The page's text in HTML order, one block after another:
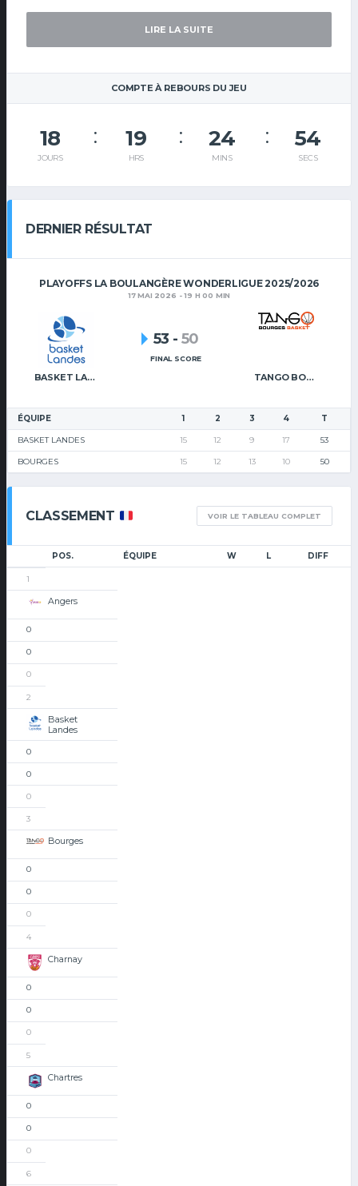
LIRE LA SUITE
COMPTE À REBOURS DU JEU
18
JOURS
19
HRS
24
MINS
54
SECS
DERNIER RÉSULTAT
PLAYOFFS LA BOULANGÈRE WONDERLIGUE 2025/2026
17 MAI 2026 - 19 H 00 MIN
BASKET LANDES TANGO BOURGES BASKET
53 - 50
FINAL SCORE
ÉQUIPE 1 2 3 4 T
BASKET LANDES 15 12 9 17 53
BOURGES 15 12 13 10 50
CLASSEMENT VOIR LE TABLEAU COMPLET
POS. ÉQUIPE W L DIFF
1
Angers
0
0
0
2
Basket
Landes
0
0
0
3
Bourges
0
0
0
4
Charnay
0
0
0
5
Chartres
0
0
0
6